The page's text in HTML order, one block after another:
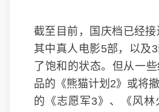
截至目前，国庆档已经接
其中真人电影5部，以及
了饱和的状态。但从一
品的《熊猫计划2》或将
的《志愿军3》、《风